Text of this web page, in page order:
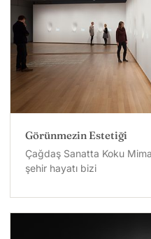
Görünmezin Estetiği
Çağdaş Sanatta Koku
şehir hayatı bizi